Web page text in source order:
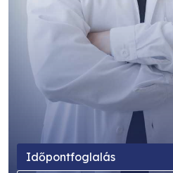
Időpontfoglalás